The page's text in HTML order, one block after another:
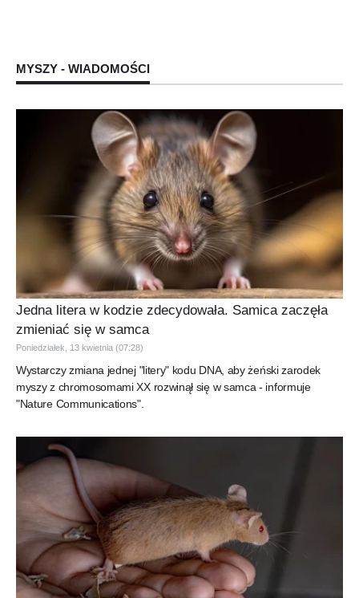
MYSZY - WIADOMOŚCI
Jedna litera w kodzie zdecydowała. Samica zaczęła
zmieniać się w samca
Poniedziałek, 13 kwietnia (07:28)
Wystarczy zmiana jednej "litery" kodu DNA, aby żeński zarodek
myszy z chromosomami XX rozwinął się w samca - informuje
"Nature Communications".